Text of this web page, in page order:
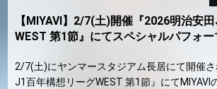
【MIYAVI】2/7(土)開催『2026明治安
WEST 第1節』にてスペシャルパフォ
2/7(土)にヤンマースタジアム長居にて開催
J1百年構想リーグWEST 第1節』にてMIYAVI